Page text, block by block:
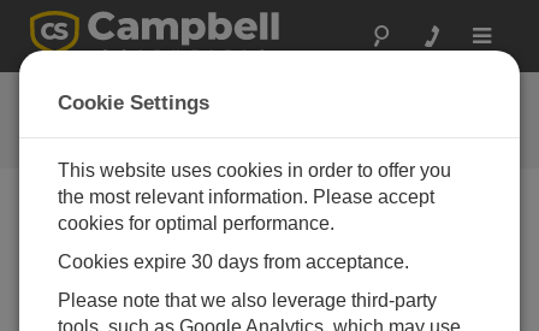
Toggle
视频与教程
了解更多关于我们的产品和如何使用它们
视频菜单
显示35的1到10
排序方式
Cookie Settings
This website uses cookies in order to offer you
the most relevant information. Please accept
cookies for optimal performance.
Cookies expire 30 days from acceptance.
Please note that we also leverage third-party
tools, such as Google Analytics, which may use